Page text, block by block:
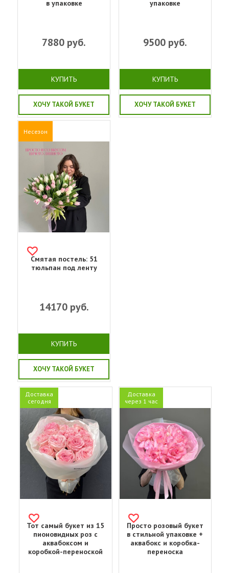
в упаковке
7880 руб.
КУПИТЬ
ХОЧУ ТАКОЙ БУКЕТ
упаковке
9500руб.
КУПИТЬ
ХОЧУ ТАКОЙ БУКЕТ
Несезон
Смятая постель: 51
тюльпан под ленту
14170руб.
КУПИТЬ
ХОЧУ ТАКОЙ БУКЕТ
Доставка
сегодня
Тот самый букет из 15
пионовидных роз с
аквабоксом и
коробкой-переноской
Доставка
через 1 час
Просто розовый букет
в стильной упаковке +
аквабокс и коробка-
переноска